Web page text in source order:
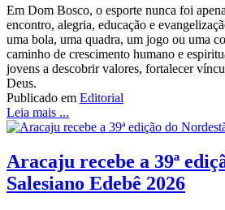
Em Dom Bosco, o esporte nunca foi
encontro, alegria, educação e
uma bola, uma quadra, um jogo ou uma
caminho de crescimento humano e
jovens a descobrir valores, fortalecer
Deus.
Publicado em Editorial
Leia mais ...
Aracaju recebe a 39ª
Salesiano Edebê 2026